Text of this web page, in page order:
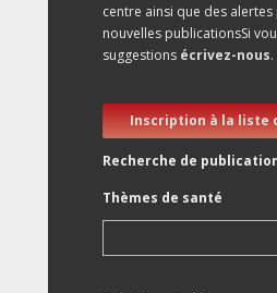
centre ainsi que des
nouvelles publicationsSi
suggestions écrivez-nous.
Inscription à la liste
Recherche de
Thèmes de santé